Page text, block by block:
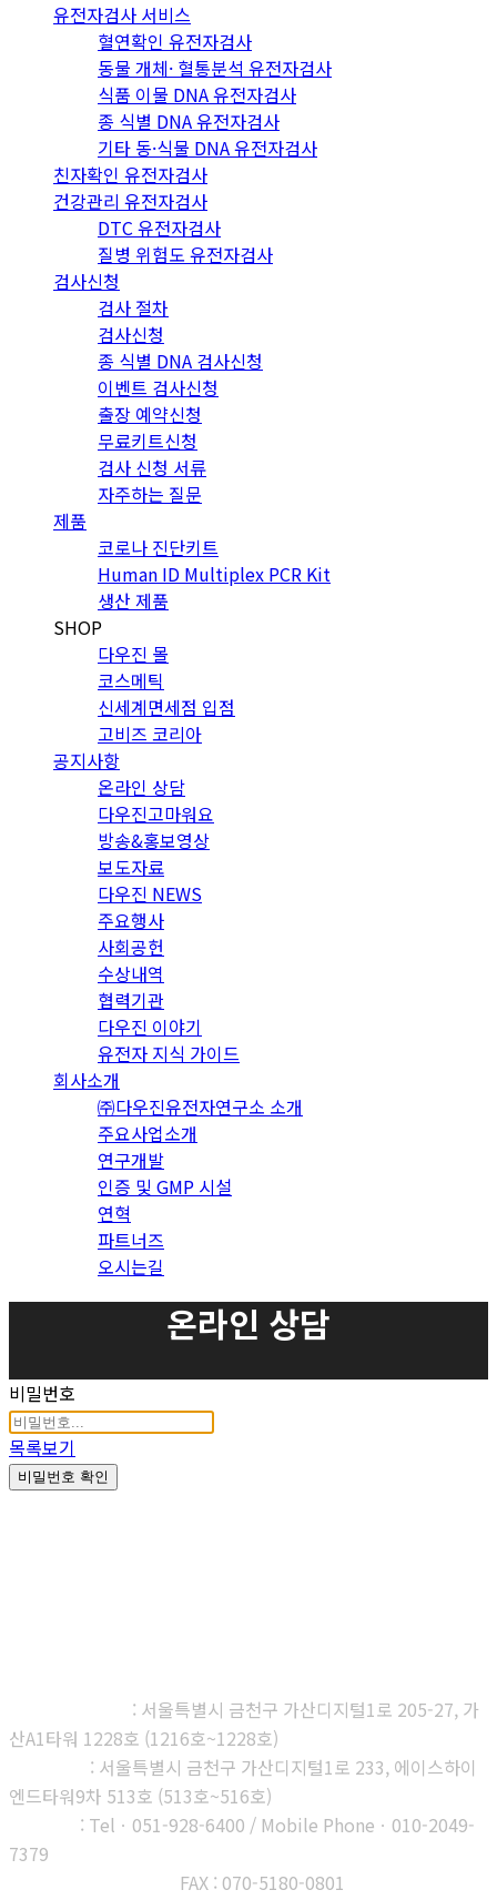
유전자검사 서비스
혈연확인 유전자검사
동물 개체· 혈통분석 유전자검사
식품 이물 DNA 유전자검사
종 식별 DNA 유전자검사
기타 동·식물 DNA 유전자검사
친자확인 유전자검사
건강관리 유전자검사
DTC 유전자검사
질병 위험도 유전자검사
검사신청
검사 절차
검사신청
종 식별 DNA 검사신청
이벤트 검사신청
출장 예약신청
무료키트신청
검사 신청 서류
자주하는 질문
제품
코로나 진단키트
Human ID Multiplex PCR Kit
생산 제품
SHOP
다우진 몰
코스메틱
신세계면세점 입점
고비즈 코리아
공지사항
온라인 상담
다우진고마워요
방송&홍보영상
보도자료
다우진 NEWS
주요행사
사회공헌
수상내역
협력기관
다우진 이야기
유전자 지식 가이드
회사소개
㈜다우진유전자연구소 소개
주요사업소개
연구개발
인증 및 GMP 시설
연혁
파트너즈
오시는길
온라인 상담
비밀번호
목록보기
비밀번호 확인
: 서울특별시 금천구 가산디지털1로 205-27, 가
산A1타워 1228호 (1216호~1228호)
: 서울특별시 금천구 가산디지털1로 233, 에이스하이
엔드타워9차 513호 (513호~516호)
: Telㆍ051-928-6400 / Mobile Phoneㆍ010-2049-
7379
FAX : 070-5180-0801